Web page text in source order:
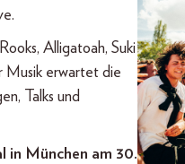
Alligatoah, Suki
Musik erwartet die
Talks und
in München am 30.